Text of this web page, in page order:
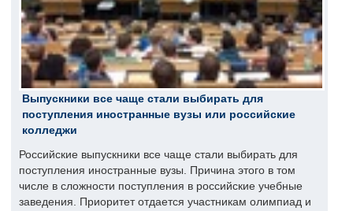
Выпускники все чаще стали выбирать для
поступления иностранные вузы или российские
колледжи
Российские выпускники все чаще стали выбирать для
поступления иностранные вузы. Причина этого в том
числе в сложности поступления в российские учебные
заведения. Приоритет отдается участникам олимпиад и